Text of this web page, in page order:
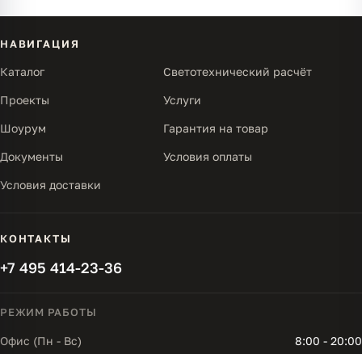
НАВИГАЦИЯ
Каталог Светотехнический расчёт
Проекты Услуги
Шоурум Гарантия на товар
Документы Условия оплаты
Условия доставки
КОНТАКТЫ
+7 495 414-23-36
РЕЖИМ РАБОТЫ
Офис (Пн - Вс) 8:00 - 20:00